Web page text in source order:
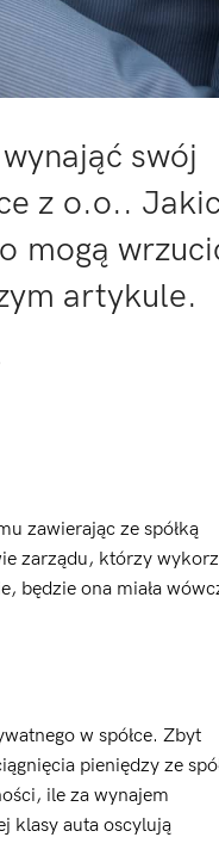
swój
z o.o..
mogą
artykule.
zawierając ze spółką
zarządu, którzy
będzie ona miała
w spółce. Zbyt
pieniędzy ze
ile za wynajem
klasy auta oscylują